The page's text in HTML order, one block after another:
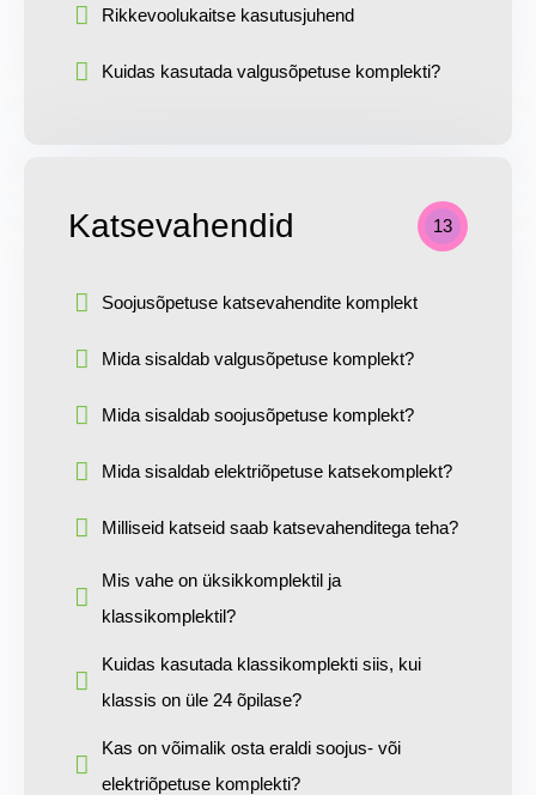
Rikkevoolukaitse kasutusjuhend
Kuidas kasutada valgusõpetuse komplekti?
Katsevahendid 13
Soojusõpetuse katsevahendite komplekt
Mida sisaldab valgusõpetuse komplekt?
Mida sisaldab soojusõpetuse komplekt?
Mida sisaldab elektriõpetuse katsekomplekt?
Milliseid katseid saab katsevahenditega teha?
Mis vahe on üksikkomplektil ja
klassikomplektil?
Kuidas kasutada klassikomplekti siis, kui
klassis on üle 24 õpilase?
Kas on võimalik osta eraldi soojus- või
elektriõpetuse komplekti?